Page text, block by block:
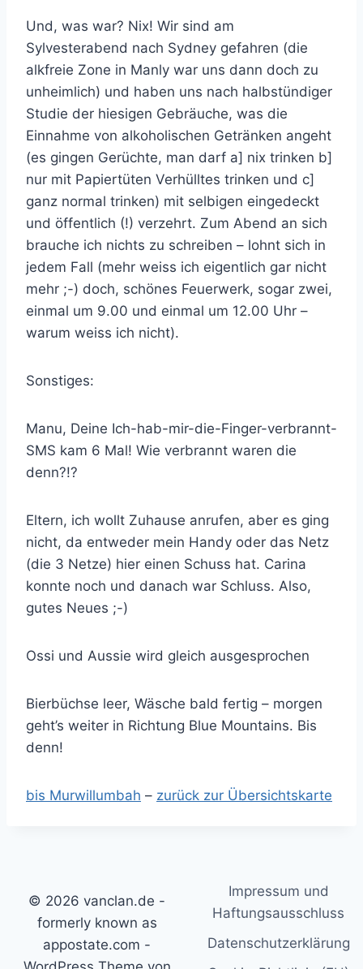
Und, was war? Nix! Wir sind am
Sylvesterabend nach Sydney gefahren (die
alkfreie Zone in Manly war uns dann doch zu
unheimlich) und haben uns nach halbstündiger
Studie der hiesigen Gebräuche, was die
Einnahme von alkoholischen Getränken angeht
(es gingen Gerüchte, man darf a] nix trinken b]
nur mit Papiertüten Verhülltes trinken und c]
ganz normal trinken) mit selbigen eingedeckt
und öffentlich (!) verzehrt. Zum Abend an sich
brauche ich nichts zu schreiben – lohnt sich in
jedem Fall (mehr weiss ich eigentlich gar nicht
mehr ;-) doch, schönes Feuerwerk, sogar zwei,
einmal um 9.00 und einmal um 12.00 Uhr –
warum weiss ich nicht).
Sonstiges:
Manu, Deine Ich-hab-mir-die-Finger-verbrannt-
SMS kam 6 Mal! Wie verbrannt waren die
denn?!?
Eltern, ich wollt Zuhause anrufen, aber es ging
nicht, da entweder mein Handy oder das Netz
(die 3 Netze) hier einen Schuss hat. Carina
konnte noch und danach war Schluss. Also,
gutes Neues ;-)
Ossi und Aussie wird gleich ausgesprochen
Bierbüchse leer, Wäsche bald fertig – morgen
geht’s weiter in Richtung Blue Mountains. Bis
denn!
bis Murwillumbah – zurück zur Übersichtskarte
© 2026 vanclan.de -
formerly known as
appostate.com -
Impressum und
Haftungsausschluss
Datenschutzerklärung